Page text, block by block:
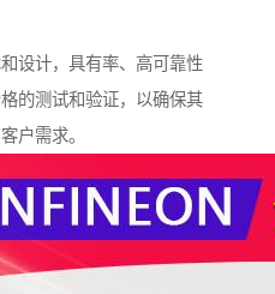
设计，具有率、高可靠性
的测试和验证，以确保其
户需求。